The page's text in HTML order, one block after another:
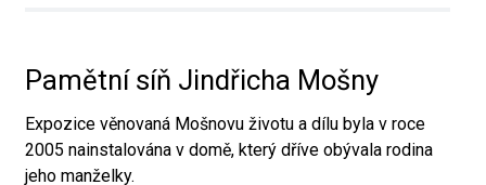
Pamětní síň Jindřicha Mošny
Expozice věnovaná Mošnovu životu a dílu byla v roce
2005 nainstalována v domě, který dříve obývala rodina
jeho manželky.